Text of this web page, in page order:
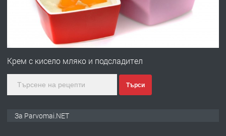
преди 1 година
Първи поход "По стъпките на Ангел
Крем с кисело мляко и подсладител
Търси
За Parvomai.NET